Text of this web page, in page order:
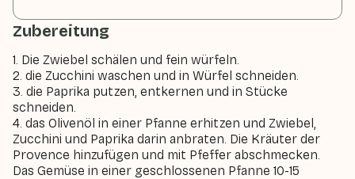
Zubereitung
1. Die Zwiebel schälen und fein würfeln.
2. die Zucchini waschen und in Würfel schneiden.
3. die Paprika putzen, entkernen und in Stücke
schneiden.
4. das Olivenöl in einer Pfanne erhitzen und Zwiebel,
Zucchini und Paprika darin anbraten. Die Kräuter der
Provence hinzufügen und mit Pfeffer abschmecken.
Das Gemüse in einer geschlossenen Pfanne 10-15